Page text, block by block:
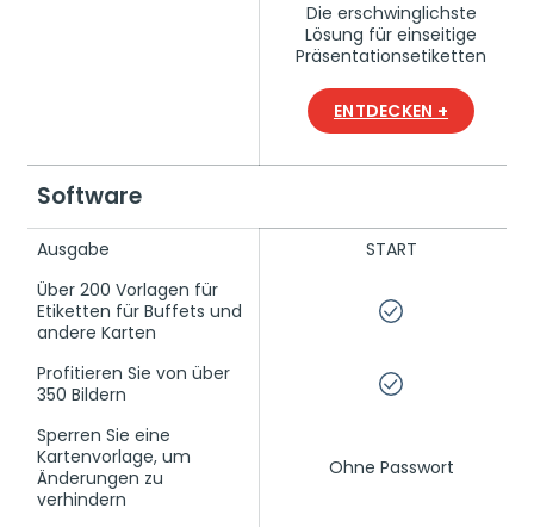
Die erschwinglichste
Lösung für einseitige
Präsentationsetiketten
ENTDECKEN +
Software
Ausgabe
START
Über 200 Vorlagen für
Etiketten für Buffets und
andere Karten
Profitieren Sie von über
350 Bildern
Sperren Sie eine
Kartenvorlage, um
Änderungen zu
verhindern
Ohne Passwort